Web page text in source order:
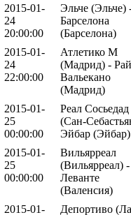
2015-01-
24
20:00:00
Эльче (Эльче)
Барселона
(Барселона)
2015-01-
24
22:00:00
Атлетико М
(Мадрид) -
Вальекано
(Мадрид)
2015-01-
25
00:00:00
Реал Сосьедад
(Сан-
Эйбар (Эйбар)
2015-01-
25
00:00:00
Вильярреал
(Вильярреал) -
Леванте
(Валенсия)
2015-01-
Депортиво